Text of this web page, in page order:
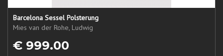
Barcelona Sessel Polsterung
Mies van der Rohe, Ludwig
€ 999.00